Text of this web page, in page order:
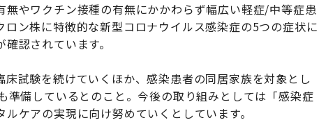
やワクチン接種の有無にかかわらず幅広い軽症/中等症患
ン株に特徴的な新型コロナウイルス感染症の5つの症状に
認されています。
試験を続けていくほか、感染患者の同居家族を対象とし
準備しているとのこと。今後の取り組みとしては「感染症
ケアの実現に向け努めていくとしています。